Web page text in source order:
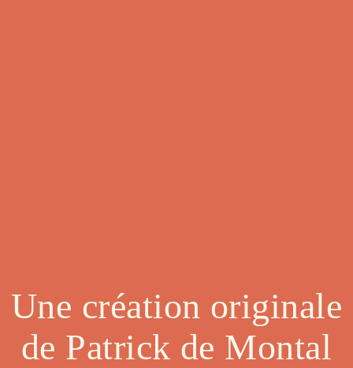
Une création originale
de Patrick de Montal